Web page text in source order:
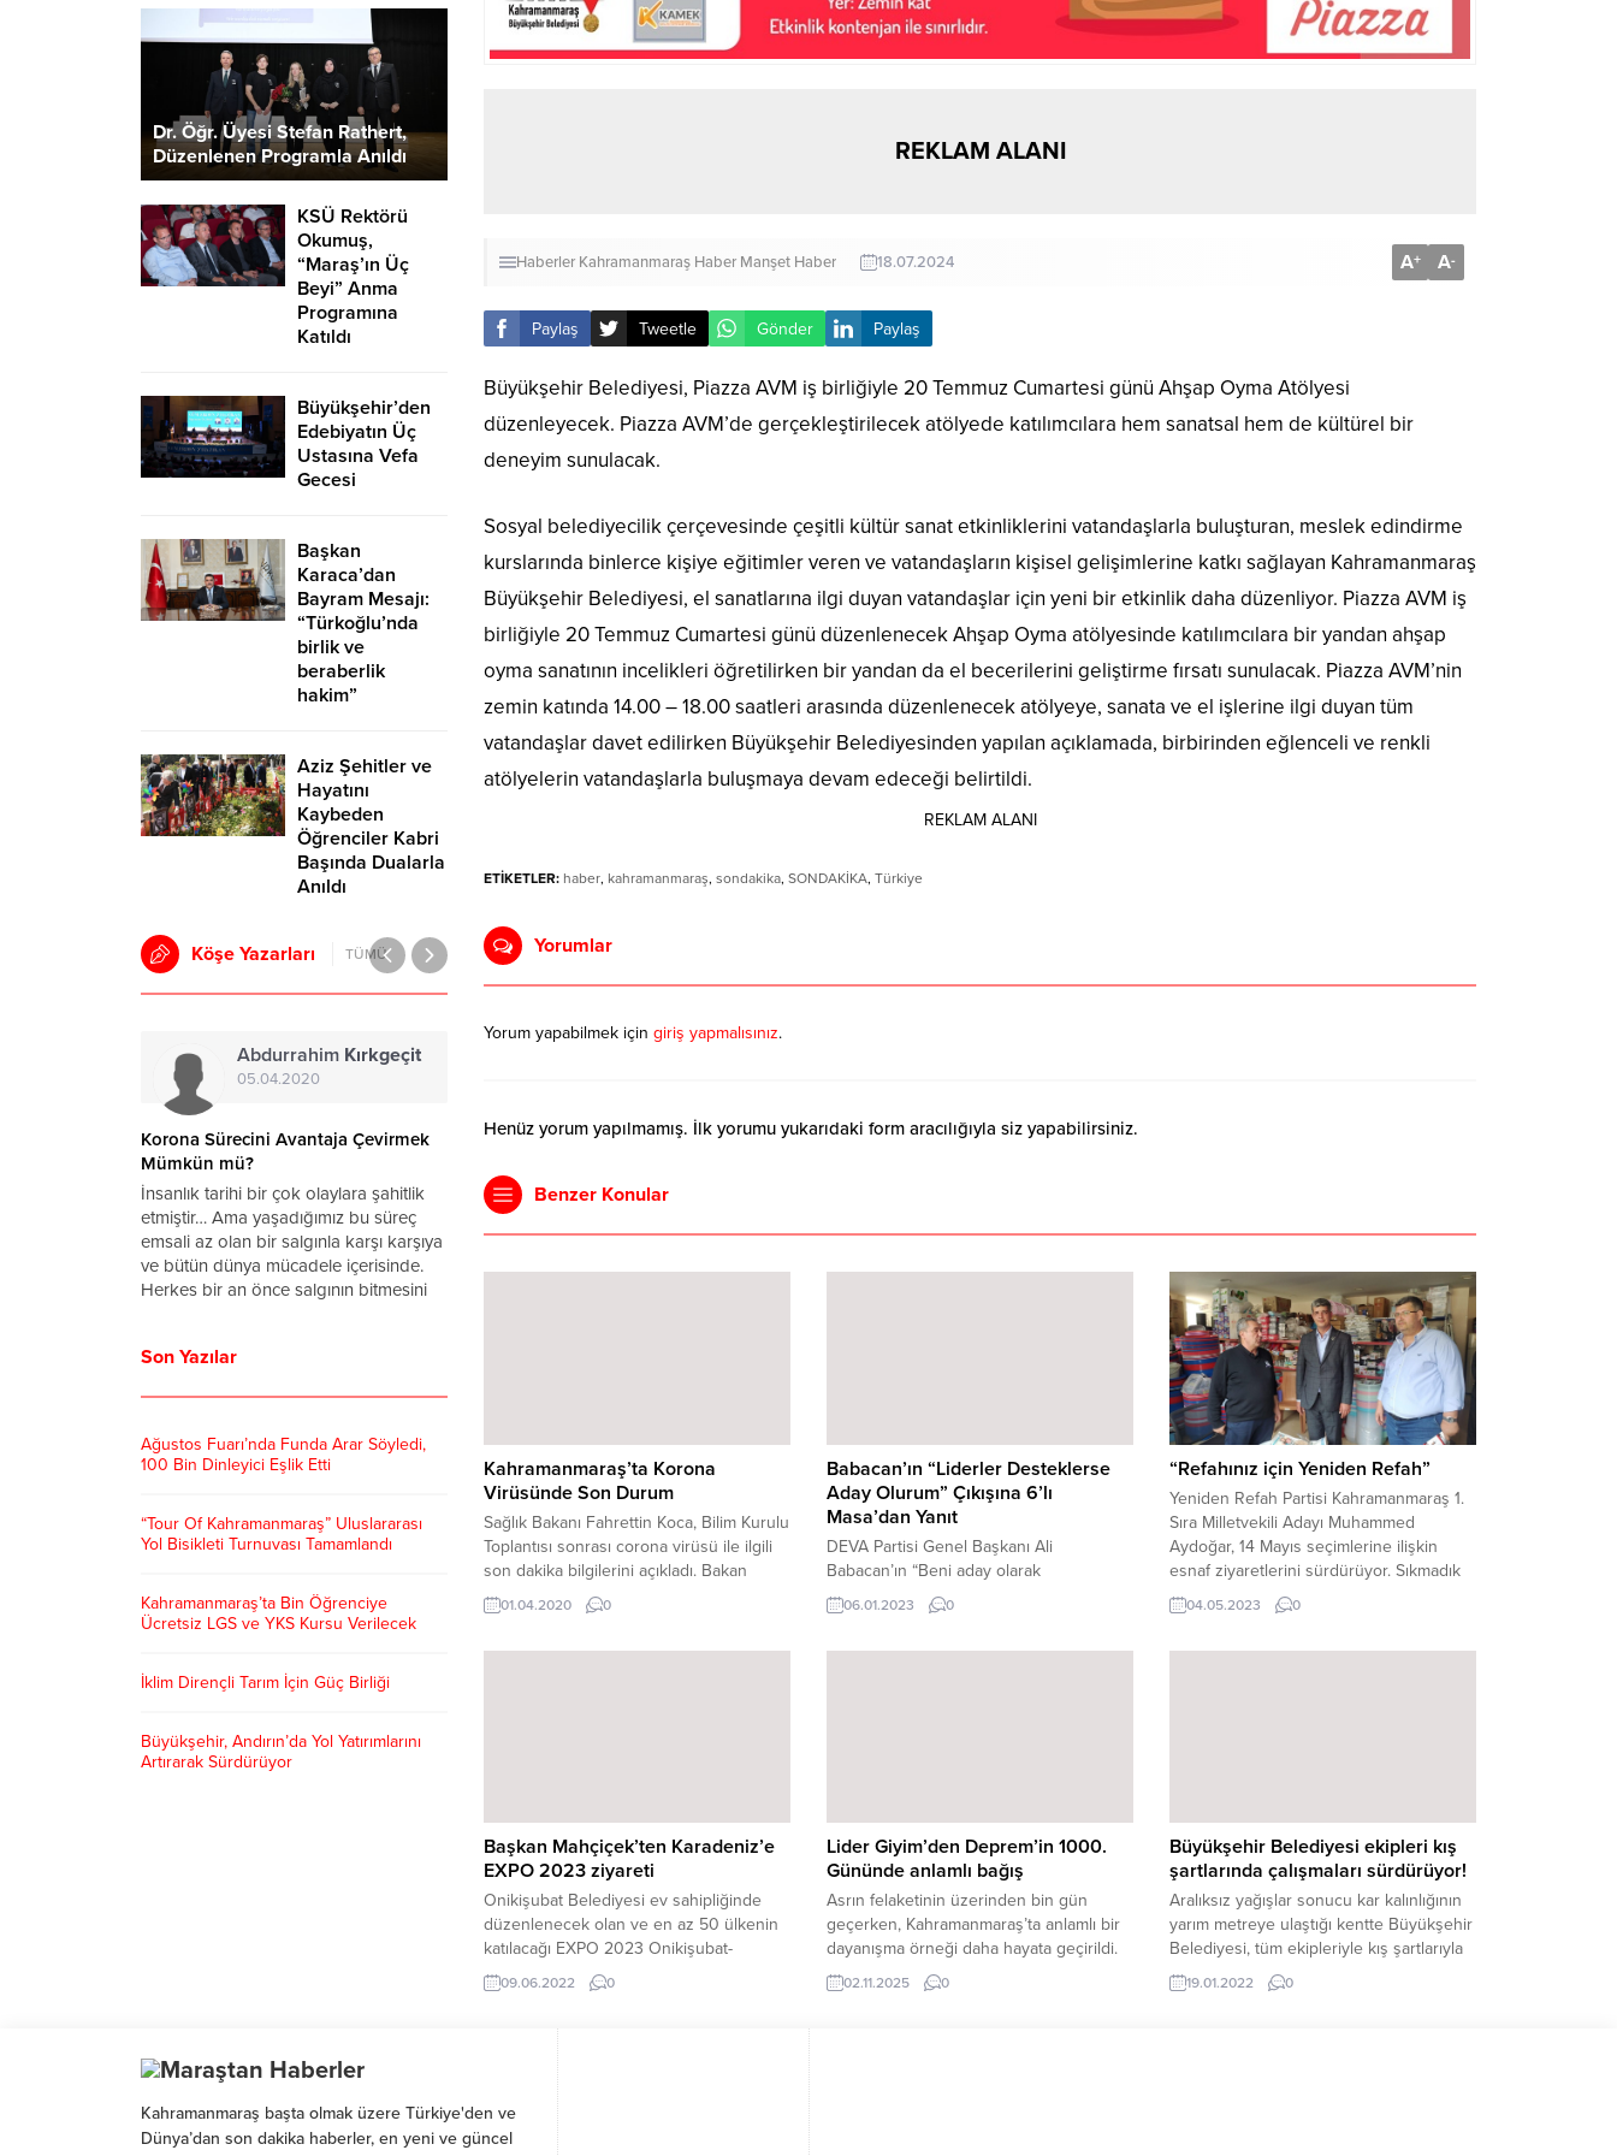
REKLAM ALANI
Haberler Kahramanmaraş Haber Manşet Haber 18.07.2024 A+ A-
Paylaş Tweetle Gönder Paylaş
Büyükşehir Belediyesi, Piazza AVM iş birliğiyle 20 Temmuz Cumartesi günü Ahşap Oyma Atölyesi
düzenleyecek. Piazza AVM’de gerçekleştirilecek atölyede katılımcılara hem sanatsal hem de kültürel bir
deneyim sunulacak.
Sosyal belediyecilik çerçevesinde çeşitli kültür sanat etkinliklerini vatandaşlarla buluşturan, meslek edindirme
kurslarında binlerce kişiye eğitimler veren ve vatandaşların kişisel gelişimlerine katkı sağlayan Kahramanmaraş
Büyükşehir Belediyesi, el sanatlarına ilgi duyan vatandaşlar için yeni bir etkinlik daha düzenliyor. Piazza AVM iş
birliğiyle 20 Temmuz Cumartesi günü düzenlenecek Ahşap Oyma atölyesinde katılımcılara bir yandan ahşap
oyma sanatının incelikleri öğretilirken bir yandan da el becerilerini geliştirme fırsatı sunulacak. Piazza AVM’nin
zemin katında 14.00 – 18.00 saatleri arasında düzenlenecek atölyeye, sanata ve el işlerine ilgi duyan tüm
vatandaşlar davet edilirken Büyükşehir Belediyesinden yapılan açıklamada, birbirinden eğlenceli ve renkli
atölyelerin vatandaşlarla buluşmaya devam edeceği belirtildi.
REKLAM ALANI
ETİKETLER: haber, kahramanmaraş, sondakika, SONDAKİKA, Türkiye
Yorumlar
Yorum yapabilmek için giriş yapmalısınız.
Henüz yorum yapılmamış. İlk yorumu yukarıdaki form aracılığıyla siz yapabilirsiniz.
Benzer Konular
Kahramanmaraş’ta Korona
Virüsünde Son Durum
Sağlık Bakanı Fahrettin Koca, Bilim Kurulu
Toplantısı sonrası corona virüsü ile ilgili
son dakika bilgilerini açıkladı. Bakan
Koca, toplam vaka sayısının 15 bin 679’a,
hayatını kaybedenlerin sayısının ise
01.04.2020 0
Babacan’ın “Liderler Desteklerse
Aday Olurum” Çıkışına 6’lı
Masa’dan Yanıt
DEVA Partisi Genel Başkanı Ali
Babacan’ın “Beni aday olarak
desteklerseler hem seçilebilirim hem de
görevimi en iyi şekilde yaparım” çağrısına
06.01.2023 0
“Refahınız için Yeniden Refah”
Yeniden Refah Partisi Kahramanmaraş 1.
Sıra Milletvekili Adayı Muhammed
Aydoğar, 14 Mayıs seçimlerine ilişkin
esnaf ziyaretlerini sürdürüyor. Sıkmadık
el çalmadık kapı bırakmayan ve esnaflarla
bire bir ilgilenen Aydoğar; “Milletimiz
04.05.2023 0
Başkan Mahçiçek’ten Karadeniz’e
EXPO 2023 ziyareti
Onikişubat Belediyesi ev sahipliğinde
düzenlenecek olan ve en az 50 ülkenin
katılacağı EXPO 2023 Onikişubat-
Kahramanmaraş’a, Türkiye’den
büyükşehir ve ilçe belediyelerinin de
çıkarma yapan Onikişubat Belediye
Başkanı Hanefi Mahçiçek, Trabzon,
Samsun, Ordu ve Giresun’a ziyaretler
gerçekleştirerek, resmi davet
mektuplarını bizzat takdim etti.
09.06.2022 0
Lider Giyim’den Deprem’in 1000.
Gününde anlamlı bağış
Asrın felaketinin üzerinden bin gün
geçerken, Kahramanmaraş’ta anlamlı bir
dayanışma örneği daha hayata geçirildi.
Şehrin tanınan markalarından Lider Giyim
işletmesinin sahibi Ersin Torun, “Bin
02.11.2025 0
Büyükşehir Belediyesi ekipleri kış
şartlarında çalışmaları sürdürüyor!
Aralıksız yağışlar sonucu kar kalınlığının
yarım metreye ulaştığı kentte Büyükşehir
Belediyesi, tüm ekipleriyle kış şartlarıyla
mücadele çalışmalarını sürdürüyor.
Kahramanmaraş Büyükşehir Belediyesi
19.01.2022 0
Dr. Öğr. Üyesi Stefan Rathert,
Düzenlenen Programla Anıldı
KSÜ Rektörü
Okumuş,
“Maraş’ın Üç
Beyi” Anma
Programına
Katıldı
Büyükşehir’den
Edebiyatın Üç
Ustasına Vefa
Gecesi
Başkan
Karaca’dan
Bayram Mesajı:
“Türkoğlu’nda
birlik ve
beraberlik
hakim”
Aziz Şehitler ve
Hayatını
Kaybeden
Öğrenciler Kabri
Başında Dualarla
Anıldı
Köşe Yazarları TÜMÜ
Abdurrahim Kırkgeçit
05.04.2020
Korona Sürecini Avantaja Çevirmek
Mümkün mü?
İnsanlık tarihi bir çok olaylara şahitlik
etmiştir… Ama yaşadığımız bu süreç
emsali az olan bir salgınla karşı karşıya
ve bütün dünya mücadele içerisinde.
Herkes bir an önce salgının bitmesini
tamamını...
Son Yazılar
Ağustos Fuarı’nda Funda Arar Söyledi,
100 Bin Dinleyici Eşlik Etti
“Tour Of Kahramanmaraş” Uluslararası
Yol Bisikleti Turnuvası Tamamlandı
Kahramanmaraş’ta Bin Öğrenciye
Ücretsiz LGS ve YKS Kursu Verilecek
İklim Dirençli Tarım İçin Güç Birliği
Büyükşehir, Andırın’da Yol Yatırımlarını
Artırarak Sürdürüyor
Kahramanmaraş başta olmak üzere Türkiye'den ve
Dünya’dan son dakika haberler, en yeni ve güncel